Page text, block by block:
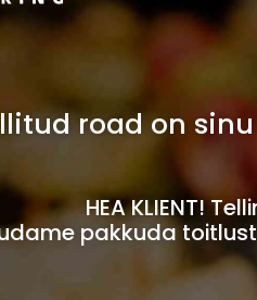
road on
HEA KLIENT!
pakkuda